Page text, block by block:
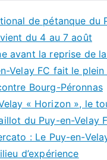
de pétanque du
du 4 au 7 août
avant la reprise de
Velay FC fait le plein
Bourg-Péronnas
« Horizon », le
du Puy-en-Velay
: Le Puy-en-
d’expérience